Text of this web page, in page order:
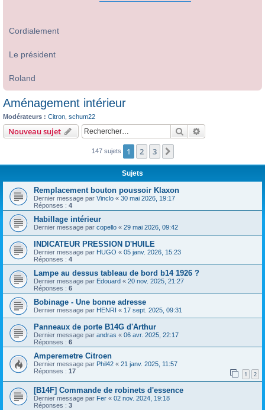
Cordialement
Le président
Roland
Aménagement intérieur
Modérateurs : Citron schum22
Nouveau sujet Rechercher
147 sujets 1 2 3
Sujets
Remplacement bouton poussoir Klaxon
Dernier message par Vinclo « 30 mai 2026, 19:17
Réponses : 4
Habillage intérieur
Dernier message par copello « 29 mai 2026, 09:42
INDICATEUR PRESSION D'HUILE
Dernier message par HUGO « 05 janv. 2026, 15:23
Réponses : 4
Lampe au dessus tableau de bord b14 1926 ?
Dernier message par Edouard « 20 nov. 2025, 21:27
Réponses : 6
Bobinage - Une bonne adresse
Dernier message par HENRI « 17 sept. 2025, 09:31
Panneaux de porte B14G d'Arthur
Dernier message par andras « 06 avr. 2025, 22:17
Réponses : 6
Amperemetre Citroen
Dernier message par Phil42 « 21 janv. 2025, 11:57
Réponses : 17 1 2
[B14F] Commande de robinets d'essence
Dernier message par Fer « 02 nov. 2024, 19:18
Réponses : 3